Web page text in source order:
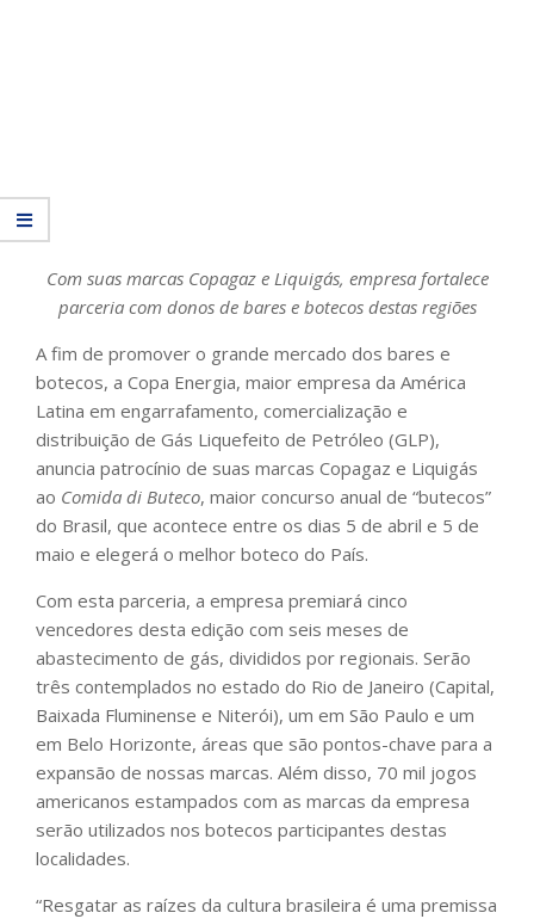
Com suas marcas Copagaz e Liquigás, empresa fortalece
parceria com donos de bares e botecos destas regiões
A fim de promover o grande mercado dos bares e
botecos, a Copa Energia, maior empresa da América
Latina em engarrafamento, comercialização e
distribuição de Gás Liquefeito de Petróleo (GLP),
anuncia patrocínio de suas marcas Copagaz e Liquigás
ao Comida di Buteco, maior concurso anual de “butecos”
do Brasil, que acontece entre os dias 5 de abril e 5 de
maio e elegerá o melhor boteco do País.
Com esta parceria, a empresa premiará cinco
vencedores desta edição com seis meses de
abastecimento de gás, divididos por regionais. Serão
três contemplados no estado do Rio de Janeiro (Capital,
Baixada Fluminense e Niterói), um em São Paulo e um
em Belo Horizonte, áreas que são pontos-chave para a
expansão de nossas marcas. Além disso, 70 mil jogos
americanos estampados com as marcas da empresa
serão utilizados nos botecos participantes destas
localidades.
“Resgatar as raízes da cultura brasileira é uma premissa